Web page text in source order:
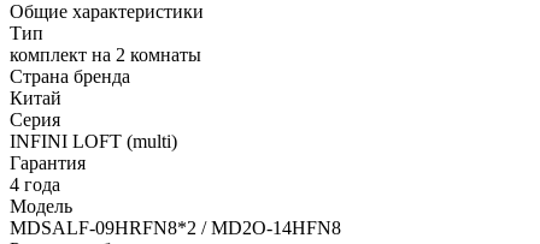
Общие характеристики
Тип
комплект на 2 комнаты
Страна бренда
Китай
Серия
INFINI LOFT (multi)
Гарантия
4 года
Модель
MDSALF-09HRFN8*2 / MD2O-14HFN8